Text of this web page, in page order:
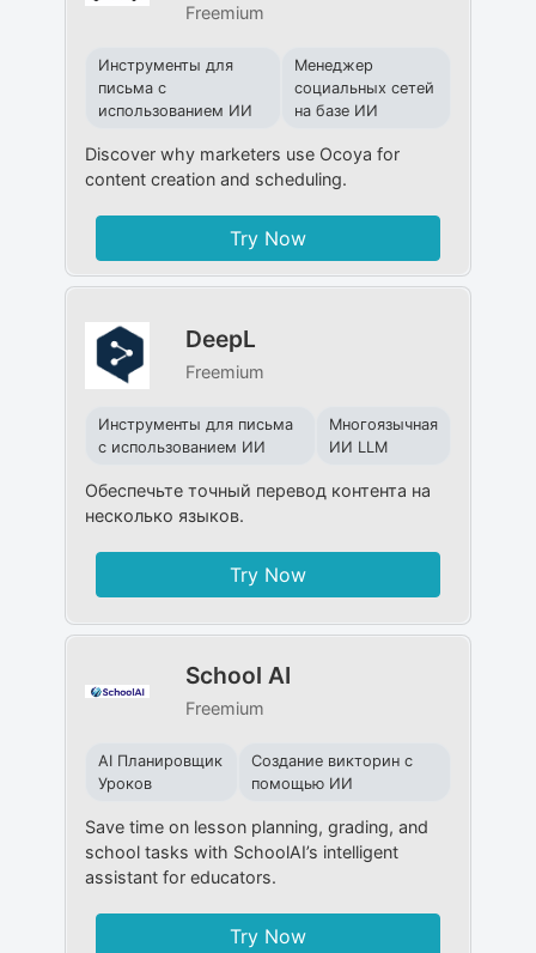
Freemium
Инструменты для
письма с
использованием ИИ
Менеджер
социальных сетей
на базе ИИ
Discover why marketers use Ocoya for
content creation and scheduling.
Try Now
DeepL
Freemium
Инструменты для письма
с использованием ИИ
Многоязычная
ИИ LLM
Обеспечьте точный перевод контента на
несколько языков.
Try Now
School AI
Freemium
AI Планировщик
Уроков
Создание викторин с
помощью ИИ
Save time on lesson planning, grading, and
school tasks with SchoolAI’s intelligent
assistant for educators.
Try Now